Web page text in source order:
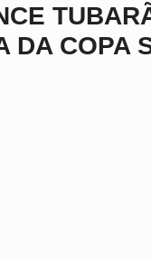
DA COPA